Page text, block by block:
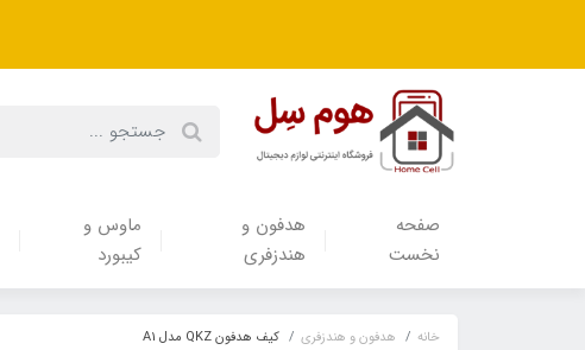
صفحه
نخست
هدفون‌ و‌
هندزفری
ماوس و
کیبورد
خانه هدفون‌ و‌ هندزفری کیف هدفون QKZ مدل A1